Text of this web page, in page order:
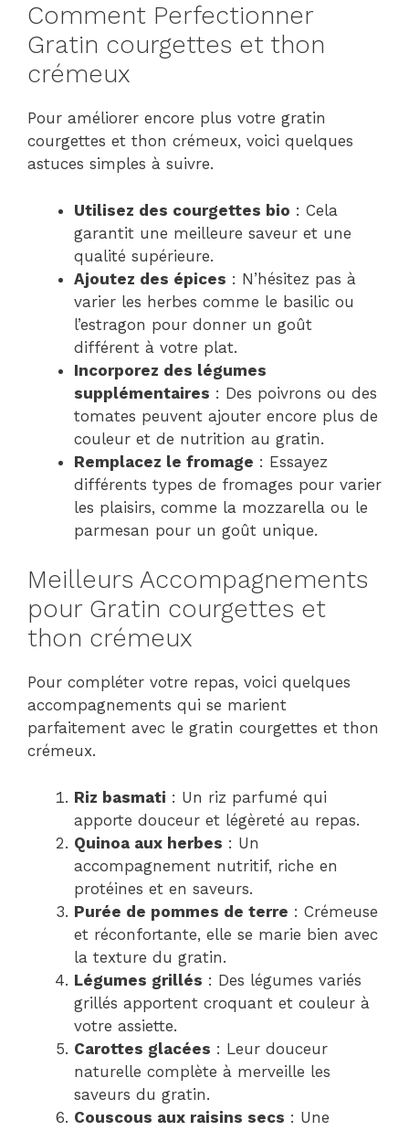
Comment Perfectionner
Gratin courgettes et thon
crémeux
Pour améliorer encore plus votre gratin
courgettes et thon crémeux, voici quelques
astuces simples à suivre.
Utilisez des courgettes bio : Cela
garantit une meilleure saveur et une
qualité supérieure.
Ajoutez des épices : N’hésitez pas à
varier les herbes comme le basilic ou
l’estragon pour donner un goût
différent à votre plat.
Incorporez des légumes
supplémentaires : Des poivrons ou des
tomates peuvent ajouter encore plus de
couleur et de nutrition au gratin.
Remplacez le fromage : Essayez
différents types de fromages pour varier
les plaisirs, comme la mozzarella ou le
parmesan pour un goût unique.
Meilleurs Accompagnements
pour Gratin courgettes et
thon crémeux
Pour compléter votre repas, voici quelques
accompagnements qui se marient
parfaitement avec le gratin courgettes et thon
crémeux.
Riz basmati : Un riz parfumé qui
apporte douceur et légèreté au repas.
Quinoa aux herbes : Un
accompagnement nutritif, riche en
protéines et en saveurs.
Purée de pommes de terre : Crémeuse
et réconfortante, elle se marie bien avec
la texture du gratin.
Légumes grillés : Des légumes variés
grillés apportent croquant et couleur à
votre assiette.
Carottes glacées : Leur douceur
naturelle complète à merveille les
saveurs du gratin.
Couscous aux raisins secs : Une